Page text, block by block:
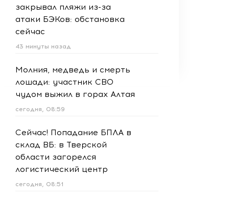
закрывал пляжи из-за
атаки БЭКов: обстановка
сейчас
43 минуты назад
Молния, медведь и смерть
лошади: участник СВО
чудом выжил в горах Алтая
сегодня, 08:59
Сейчас! Попадание БПЛА в
склад ВБ: в Тверской
области загорелся
логистический центр
сегодня, 08:51